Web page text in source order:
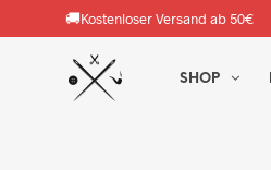
🚚Kostenloser Versand ab 50€
SHOP